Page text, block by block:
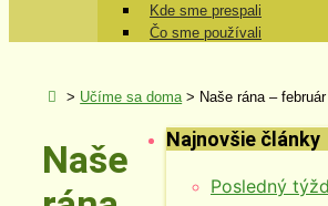
Kde sme prespali
Čo sme používali
> Učíme sa doma > Naše rána –
Naše
Najnovšie články
Posledný